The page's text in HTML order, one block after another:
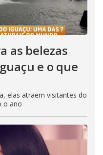
as belezas
e o que
elas atraem visitantes do
o ano